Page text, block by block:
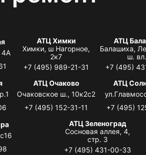
4А
АТЦ Химки
Химки, ш Нагорное,
2к7
+7 (495) 989-21-31
АТЦ
Балашиха,
ш.
+7 (495)
АТЦ Очаково
Очаковское ш., 10к2с2
+7 (495) 152-31-11
АТЦ
+7 (495)
АТЦ Зеленоград
Сосновая аллея, 4,
стр. 3
+7 (495) 431-00-33